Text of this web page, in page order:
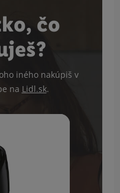
čo
iného nakúpiš v
na Lidl.sk.